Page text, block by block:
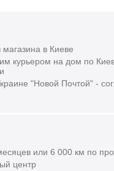
в Киеве
курьером на дом по
"Новой Почтой" -
или 6 000 км по
центр